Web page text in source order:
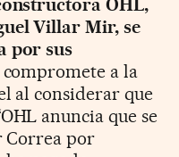
Villar Mir, se
por sus
compromete a la
al considerar que
anuncia que se
Correa por